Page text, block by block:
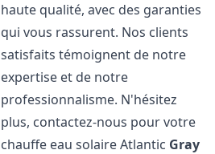
haute qualité, avec des garanties
qui vous rassurent. Nos clients
satisfaits témoignent de notre
expertise et de notre
professionnalisme. N'hésitez
plus, contactez-nous pour votre
chauffe eau solaire Atlantic Gray